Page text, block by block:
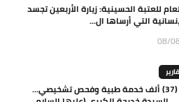
للعتبة الحسينية: زيارة الأربعين تجسد
التي أرساها ال...
08/
أكثر من (37) ألف خدمة طبية وفحص تشخيصي…